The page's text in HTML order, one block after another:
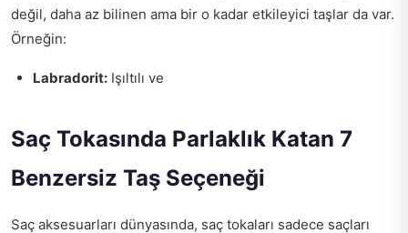
değil, daha az bilinen ama bir o kadar etkileyici taşlar da var.
Örneğin:
Labradorit: Işıltılı ve
Saç Tokasında Parlaklık Katan 7
Benzersiz Taş Seçeneği
Saç aksesuarları dünyasında, saç tokaları sadece saçları